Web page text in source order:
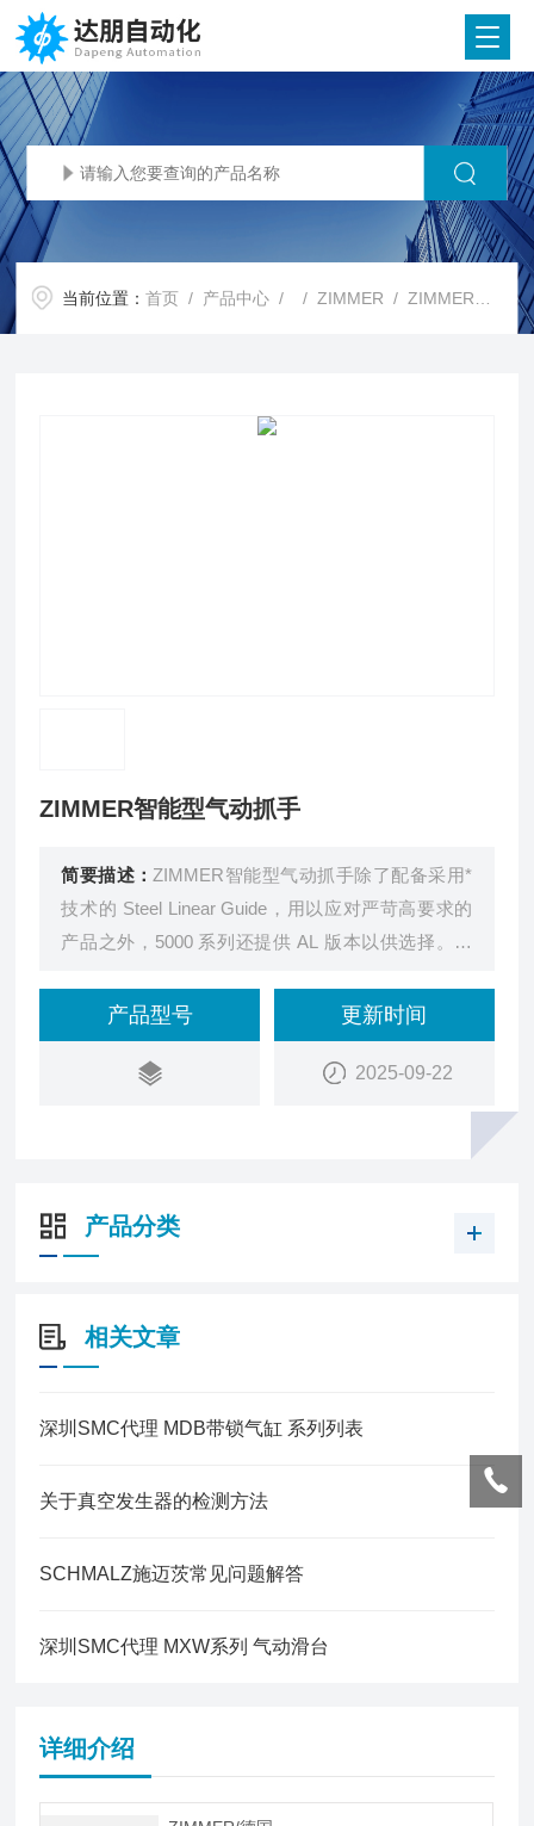
当前位置：首页 / 产品中心 / / ZIMMER / ZIMMER智能型气动抓手
ZIMMER智能型气动抓手
简要描述： ZIMMER智能型气动抓手除了配备采用*
技术的 Steel Linear Guide，用以应对严苛高要求的
产品之外，5000 系列还提供 AL 版本以供选择。其
抓手或多齿导向型机械抓手的较简单应用。
产品型号 更新时间
2025-09-22
产品分类
相关文章
深圳SMC代理 MDB带锁气缸 系列列表
关于真空发生器的检测方法
SCHMALZ施迈茨常见问题解答
深圳SMC代理 MXW系列 气动滑台
详细介绍